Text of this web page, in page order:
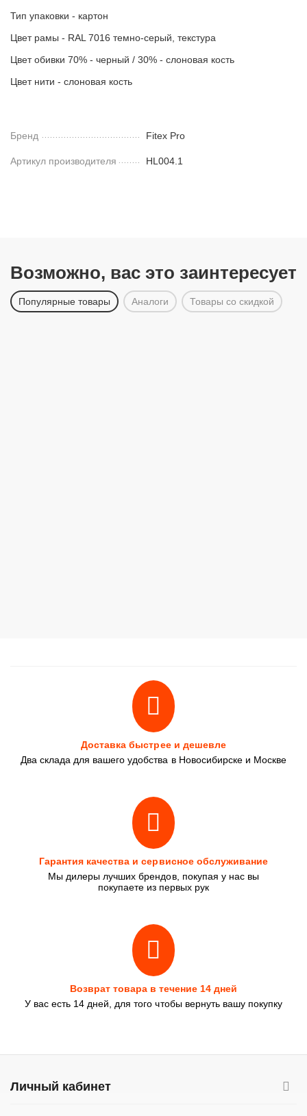
Тип упаковки - картон
Цвет рамы - RAL 7016 темно-серый, текстура
Цвет обивки 70% - черный / 30% - слоновая кость
Цвет нити - слоновая кость
Бренд Fitex Pro
Артикул производителя HL004.1
Возможно, вас это заинтересует
Популярные товары Аналоги Товары со скидкой
Доставка быстрее и дешевле
Два склада для вашего удобства в Новосибирске и Москве
Гарантия качества и сервисное обслуживание
Мы дилеры лучших брендов, покупая у нас вы
покупаете из первых рук
Возврат товара в течение 14 дней
У вас есть 14 дней, для того чтобы вернуть вашу покупку
Личный кабинет